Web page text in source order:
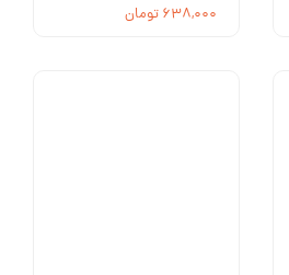
۶۳۸,۰۰۰ تومان